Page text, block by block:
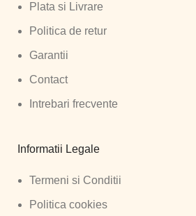
Plata si Livrare
Politica de retur
Garantii
Contact
Intrebari frecvente
Informatii Legale
Termeni si Conditii
Politica cookies